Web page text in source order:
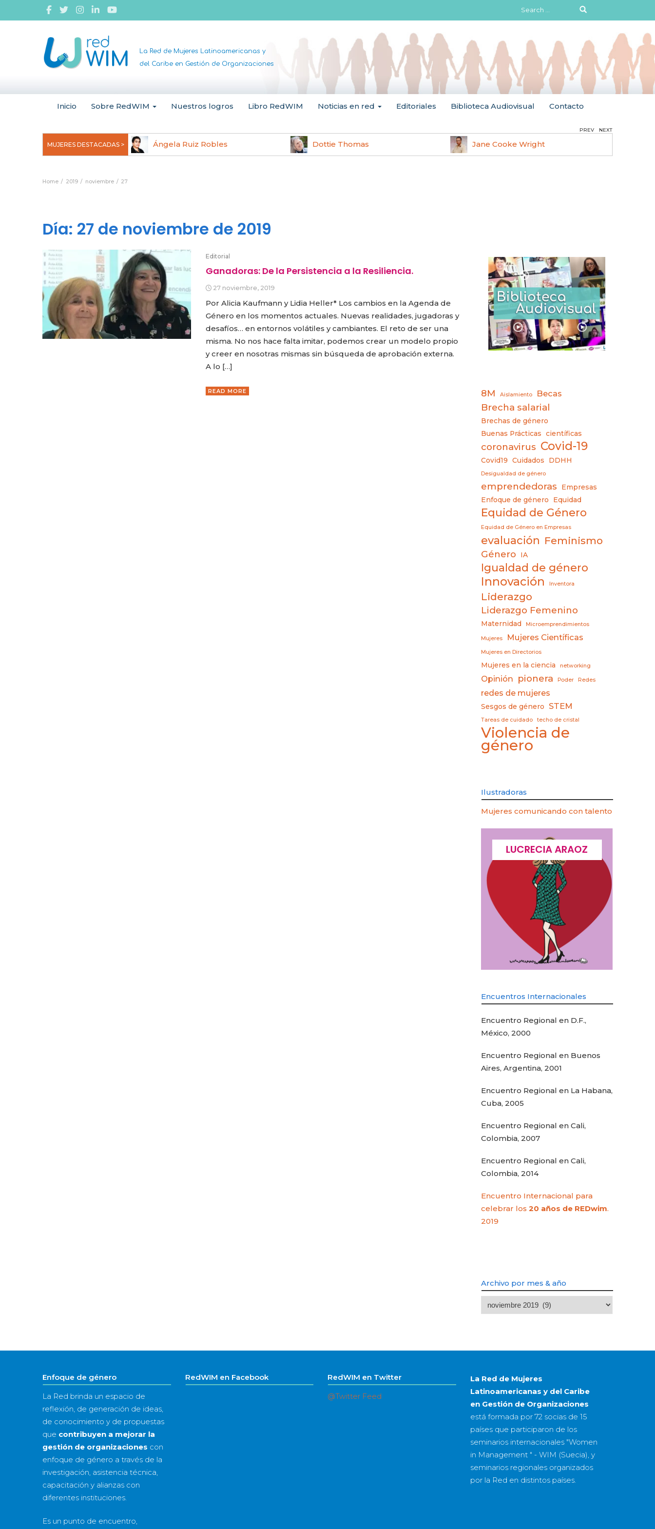
Search
for:
La Red de Mujeres Latinoamericanas y
del Caribe en Gestión de Organizaciones
Inicio Sobre RedWIM Nuestros logros Libro RedWIM Noticias en red Editoriales Biblioteca Audiovisual Contacto
MUJERES DESTACADAS >
Uchegbu, pionera en
Ángela Ruiz Robles Dottie Thomas Jane Cooke Wright
PREV NEXT
Home 2019 noviembre 27
Día: 27 de noviembre de 2019
Editorial
Ganadoras: De la Persistencia a la Resiliencia.
27 noviembre, 2019
Por Alicia Kaufmann y Lidia Heller* Los cambios en la Agenda de
Género en los momentos actuales. Nuevas realidades, jugadoras y
desafíos… en entornos volátiles y cambiantes. El reto de ser una
misma. No nos hace falta imitar, podemos crear un modelo propio
y creer en nosotras mismas sin búsqueda de aprobación externa.
A lo […]
READ MORE 8M Aislamiento Becas
Brecha salarial
Brechas de género
Buenas Prácticas
científicas
coronavirus Covid-19
Covid19 Cuidados DDHH
Desigualdad de género
emprendedoras
Empresas
Enfoque de género
Equidad
Equidad de Género
Equidad de Género en Empresas
evaluación Feminismo
Género IA
Igualdad de género
Innovación Inventora
Liderazgo
Liderazgo Femenino
Maternidad Microemprendimientos
Mujeres Mujeres Científicas
Mujeres en Directorios
Mujeres en la ciencia networking
Opinión pionera Poder Redes
redes de mujeres
Sesgos de género STEM
Tareas de cuidado techo de cristal
Violencia de
género
Ilustradoras
Mujeres comunicando con talento
LUCRECIA ARAOZ
Encuentros Internacionales
Encuentro Regional en D.F.,
México, 2000
Encuentro Regional en Buenos
Aires, Argentina, 2001
Encuentro Regional en La Habana,
Cuba, 2005
Encuentro Regional en Cali,
Colombia, 2007
Encuentro Regional en Cali,
Colombia, 2014
Encuentro Internacional para
celebrar los 20 años de REDwim.
2019
Archivo por mes & año
Archivo
por
año
Enfoque de género
La Red brinda un espacio de
reflexión, de generación de ideas,
de conocimiento y de propuestas
que contribuyen a mejorar la
gestión de organizaciones con
enfoque de género a través de la
investigación, asistencia técnica,
capacitación y alianzas con
diferentes instituciones.
Es un punto de encuentro,
RedWIM en Facebook RedWIM en Twitter
@Twitter Feed
La Red de Mujeres
Latinoamericanas y del Caribe
en Gestión de Organizaciones
está formada por 72 sociasde 15
paísesque participaron de los
seminarios internacionales "Women
in Management " - WIM (Suecia), y
seminarios regionales organizados
por la Red en distintos países.